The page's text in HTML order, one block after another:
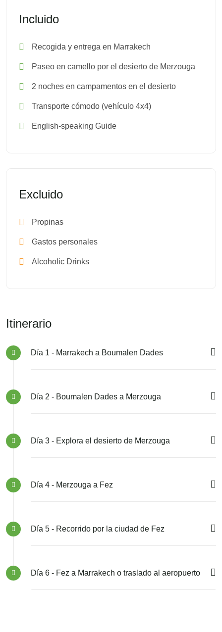
Incluido
Recogida y entrega en Marrakech
Paseo en camello por el desierto de Merzouga
2 noches en campamentos en el desierto
Transporte cómodo (vehículo 4x4)
English-speaking Guide
Excluido
Propinas
Gastos personales
Alcoholic Drinks
Itinerario
Día 1 - Marrakech a Boumalen Dades
Día 2 - Boumalen Dades a Merzouga
Día 3 - Explora el desierto de Merzouga
Día 4 - Merzouga a Fez
Día 5 - Recorrido por la ciudad de Fez
Día 6 - Fez a Marrakech o traslado al aeropuerto